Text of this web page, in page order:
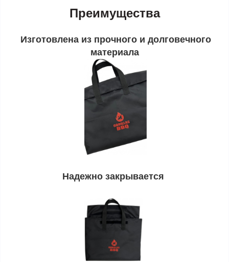
Преимущества
Изготовлена из прочного и долговечного
материала
Надежно закрывается